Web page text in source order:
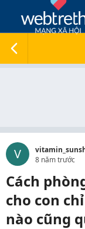
V
8 năm trước
Cách
cho con
nào cũng